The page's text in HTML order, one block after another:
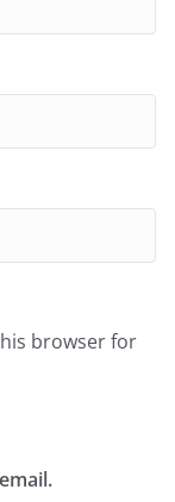
browser for